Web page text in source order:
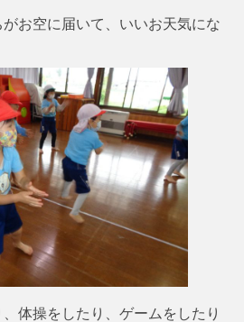
お空に届いて、いいお天気にな
体操をしたり、ゲームをしたり